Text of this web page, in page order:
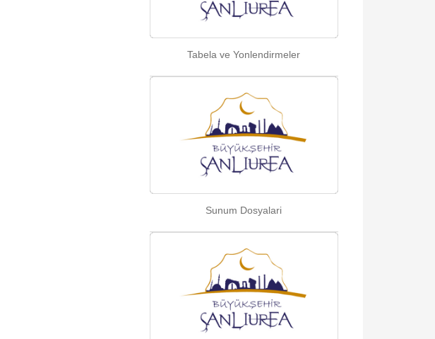
Tabela ve Yonlendirmeler
Sunum Dosyalari